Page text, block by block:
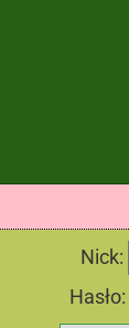
Nick:
Hasło: